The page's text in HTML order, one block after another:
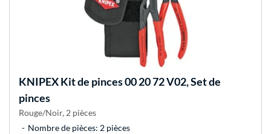
KNIPEXKit de pinces 00 20 72 V02, Set de
pinces
Rouge/Noir, 2 pièces
Nombre de pièces: 2 pièces